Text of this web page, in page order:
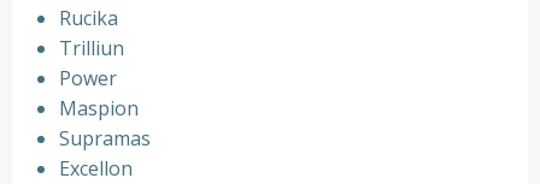
Rucika
Trilliun
Power
Maspion
Supramas
Excellon